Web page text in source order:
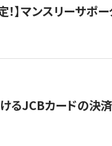
】マンスリーサポ
るJCBカードの決